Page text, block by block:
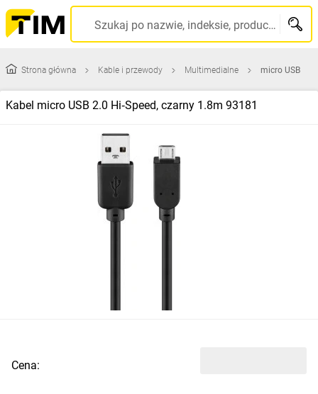
Szukaj po nazwie, indeksie, producencie, kodzie kreskowym...
Strona główna Kable i przewody Multimedialne micro USB
Kabel micro USB 2.0 Hi‑Speed, czarny 1.8m 93181
Cena: